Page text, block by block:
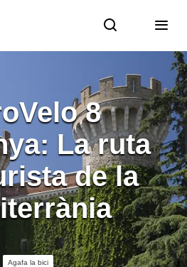
8
La ruta
de la
Agafa la bici